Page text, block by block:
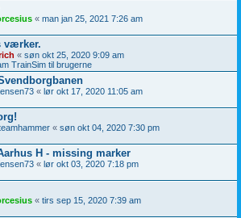
« man jan 25, 2021 7:26 am
værker.
« søn okt 25, 2020 9:09 am
TrainSim til brugerne
« lør okt 17, 2020 11:05 am
« søn okt 04, 2020 7:30 pm
H - missing marker
« lør okt 03, 2020 7:18 pm
« tirs sep 15, 2020 7:39 am